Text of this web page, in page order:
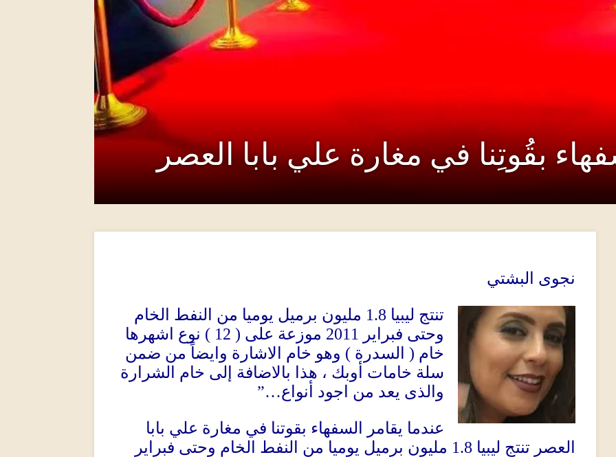
بقُوتِنا في مغارة علي بابا العصر
نجوى البشتي
تنتج ليبيا 1.8 مليون برميل يوميا من النفط الخام
وحتى فبراير
2011 موزعة على ( 12 )
نوع اشهرها
خام ( السدرة ) وهو خام الاشارة وايضاً من ضمن
سلة خامات أوبك ، هذا بالاضافة إلى خام الشرارة
والذى يعد من اجود أنواع…”
عندما يقامر السفهاء بقوتنا في مغارة علي بابا
العصر تنتج ليبيا 1.8 مليون برميل يوميا من النفط الخام وحتى فبراير